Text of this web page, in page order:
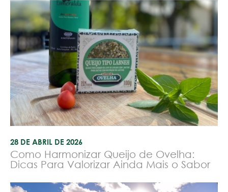
28 DE ABRIL DE 2026
Como Harmonizar Queijo de Ovelha:
Dicas Para Valorizar Ainda Mais o Sabor